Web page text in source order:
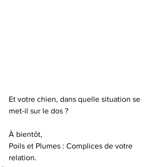
Et votre chien, dans quelle situation se
met-il sur le dos ?
À bientôt,
Poils et Plumes : Complices de votre
relation.